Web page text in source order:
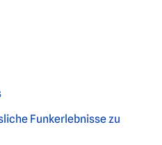
Funkerlebnisse zu